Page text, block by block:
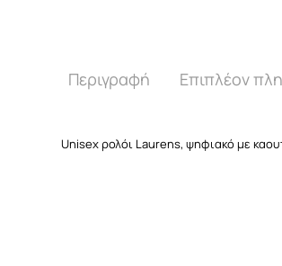
Περιγραφή Επιπλέον
Unisex ρολόι Laurens, ψηφιακό με